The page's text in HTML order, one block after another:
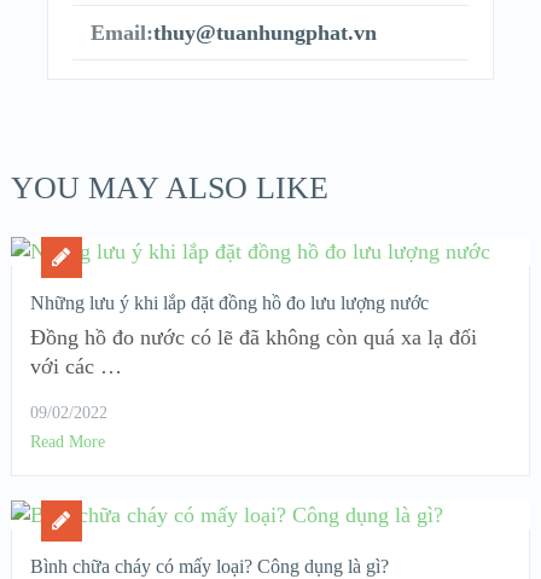
Email:thuy@tuanhungphat.vn
YOU MAY ALSO LIKE
Những lưu ý khi lắp đặt đồng hồ đo lưu lượng nước
Đồng hồ đo nước có lẽ đã không còn quá xa lạ đối
với các …
09/02/2022
Read More
Bình chữa cháy có mấy loại? Công dụng là gì?